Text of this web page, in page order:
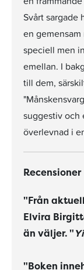
Svårt sargade
en
speciell men
emellan. I
till dem,
suggestiv och
överlevnad i
Recensioner
"Från
Elvira
än väljer. "
"Boken